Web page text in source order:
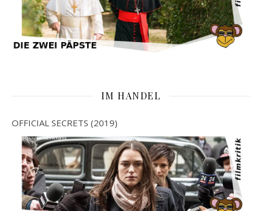
IM HANDEL
OFFICIAL SECRETS (2019)